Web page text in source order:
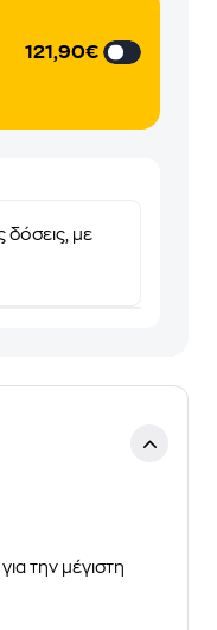
121,90€
δόσεις, με
την μέγιστη